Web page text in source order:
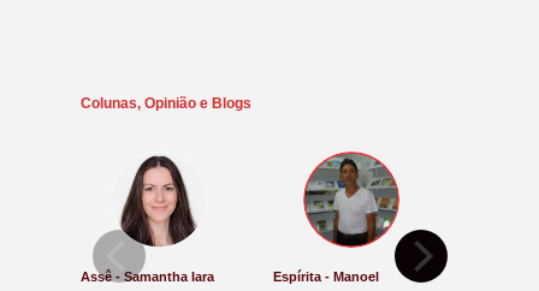
Colunas, Opinião e Blogs
Assê - Samantha Iara
Espírita - Manoel